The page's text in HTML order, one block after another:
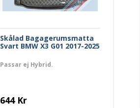
Skålad Bagagerumsmatta
Svart BMW X3 G01 2017-2025
Passar ej Hybrid.
644 Kr